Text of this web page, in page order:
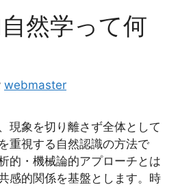
然学って何
webmaster
現象を切り離さず全体として
重視する自然認識の方法で
的・機械論的アプローチとは
感的関係を基盤とします。時